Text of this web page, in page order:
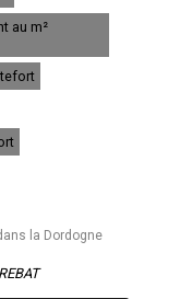
de-Sanilhac
Montignac
Le Bugue
Mussidan
Chalais
sur-l'Isle
Foy-et-Ponchapt
à Eymet
Saint-Martin
de-Cadouin
au m²
la Dordogne